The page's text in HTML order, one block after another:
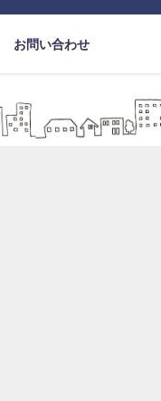
お問い合わせ